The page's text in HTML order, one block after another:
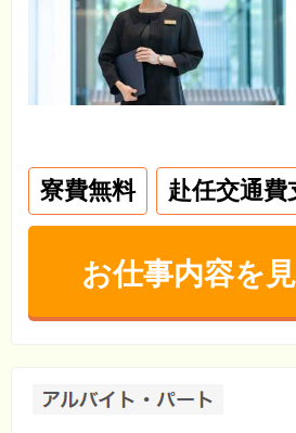
寮費無料 赴任交通費
お仕事内容を